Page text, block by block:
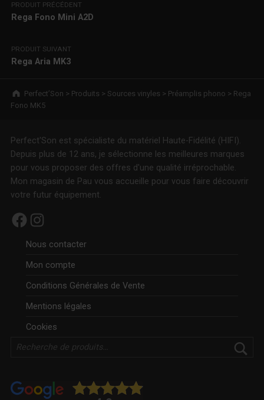
PRODUIT PRÉCÉDENT
Rega Fono Mini A2D
PRODUIT SUIVANT
Rega Aria MK3
Breadcrumbs navigation
Perfect’Son > Produits > Sources vinyles > Préamplis phono > Rega
Fono MK5
Perfect'Son est spécialiste du matériel Haute-Fidélité (HIFI).
Depuis plus de 12 ans, je sélectionne les meilleures marques
pour vous proposer des offres d'une qualité irréprochable.
Mon magasin de Pau vous accueille pour vous faire découvrir
votre futur équipement.
Facebook Instagram
Nous contacter
Mon compte
Conditions Générales de Vente
Mentions légales
Cookies